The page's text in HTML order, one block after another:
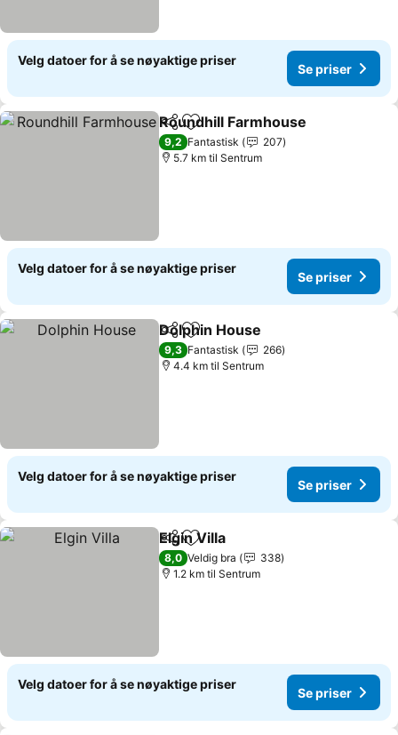
Velg datoer for å se nøyaktige priser
Se priser
Del Legg til i favoritter
Roundhill Farmhouse
9,2 Fantastisk
207
5.7 km til Sentrum
Velg datoer for å se nøyaktige priser
Se priser
Del Legg til i favoritter
Dolphin House
9,3 Fantastisk
266
4.4 km til Sentrum
Velg datoer for å se nøyaktige priser
Se priser
Del Legg til i favoritter
Elgin Villa
8,0 Veldig bra
338
1.2 km til Sentrum
Velg datoer for å se nøyaktige priser
Se priser